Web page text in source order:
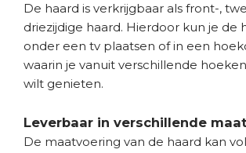
De haard is verkrijgbaar als front-,
driezijdige haard. Hierdoor kun je de
onder een tv plaatsen of in een
waarin je vanuit verschillende
wilt genieten.
Leverbaar in verschillende
De maatvoering van de haard kan